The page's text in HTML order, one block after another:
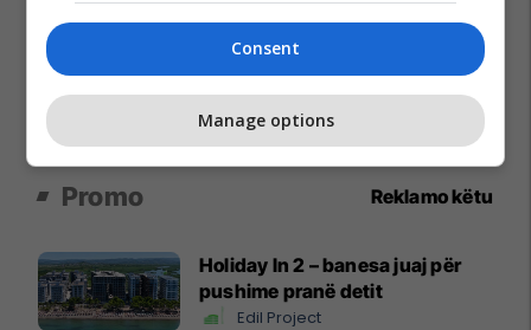
Promo Reklamo këtu
Holiday In 2 – banesa juaj për
pushime pranë detit
Edil Project
Consent
Manage options